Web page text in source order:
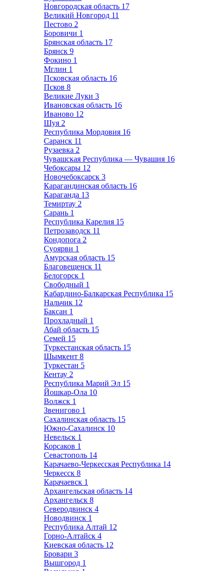
Новгородская область 17
Великий Новгород 11
Пестово 2
Боровичи 1
Брянская область 17
Брянск 9
Фокино 1
Мглин 1
Псковская область 16
Псков 8
Великие Луки 3
Ивановская область 16
Иваново 12
Шуя 2
Республика Мордовия 16
Саранск 11
Рузаевка 2
Чувашская Республика — Чувашия 16
Чебоксары 12
Новочебоксарск 3
Карагандинская область 16
Караганда 13
Темиртау 2
Сарань 1
Республика Карелия 15
Петрозаводск 11
Кондопога 2
Суоярви 1
Амурская область 15
Благовещенск 11
Белогорск 1
Свободный 1
Кабардино-Балкарская Республика 15
Нальчик 12
Баксан 1
Прохладный 1
Абай область 15
Семей 15
Туркестанская область 15
Шымкент 8
Туркестан 5
Кентау 2
Республика Марий Эл 15
Йошкар-Ола 10
Волжск 1
Звенигово 1
Сахалинская область 15
Южно-Сахалинск 10
Невельск 1
Корсаков 1
Севастополь 14
Карачаево-Черкесская Республика 14
Черкесск 8
Карачаевск 1
Архангельская область 14
Архангельск 8
Северодвинск 4
Новодвинск 1
Республика Алтай 12
Горно-Алтайск 4
Киевская область 12
Бровари 3
Вышгород 1